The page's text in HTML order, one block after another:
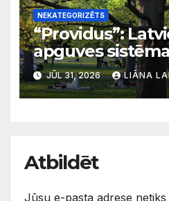
NEKATEGORIZĒTS
“Providus”:
apguves
uz krīzēm nekā
migrācijas
JŪL 31, 2026 LIĀNA
Atbildēt
Jūsu e-pasta adrese